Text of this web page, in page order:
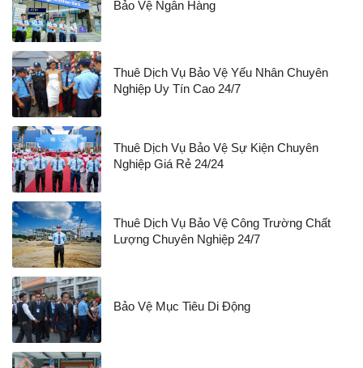
Bảo Vệ Ngân Hàng
Thuê Dịch Vụ Bảo Vệ Yếu Nhân Chuyên
Nghiệp Uy Tín Cao 24/7
Thuê Dịch Vụ Bảo Vệ Sự Kiện Chuyên
Nghiệp Giá Rẻ 24/24
Thuê Dịch Vụ Bảo Vệ Công Trường Chất
Lượng Chuyên Nghiệp 24/7
Bảo Vệ Mục Tiêu Di Động